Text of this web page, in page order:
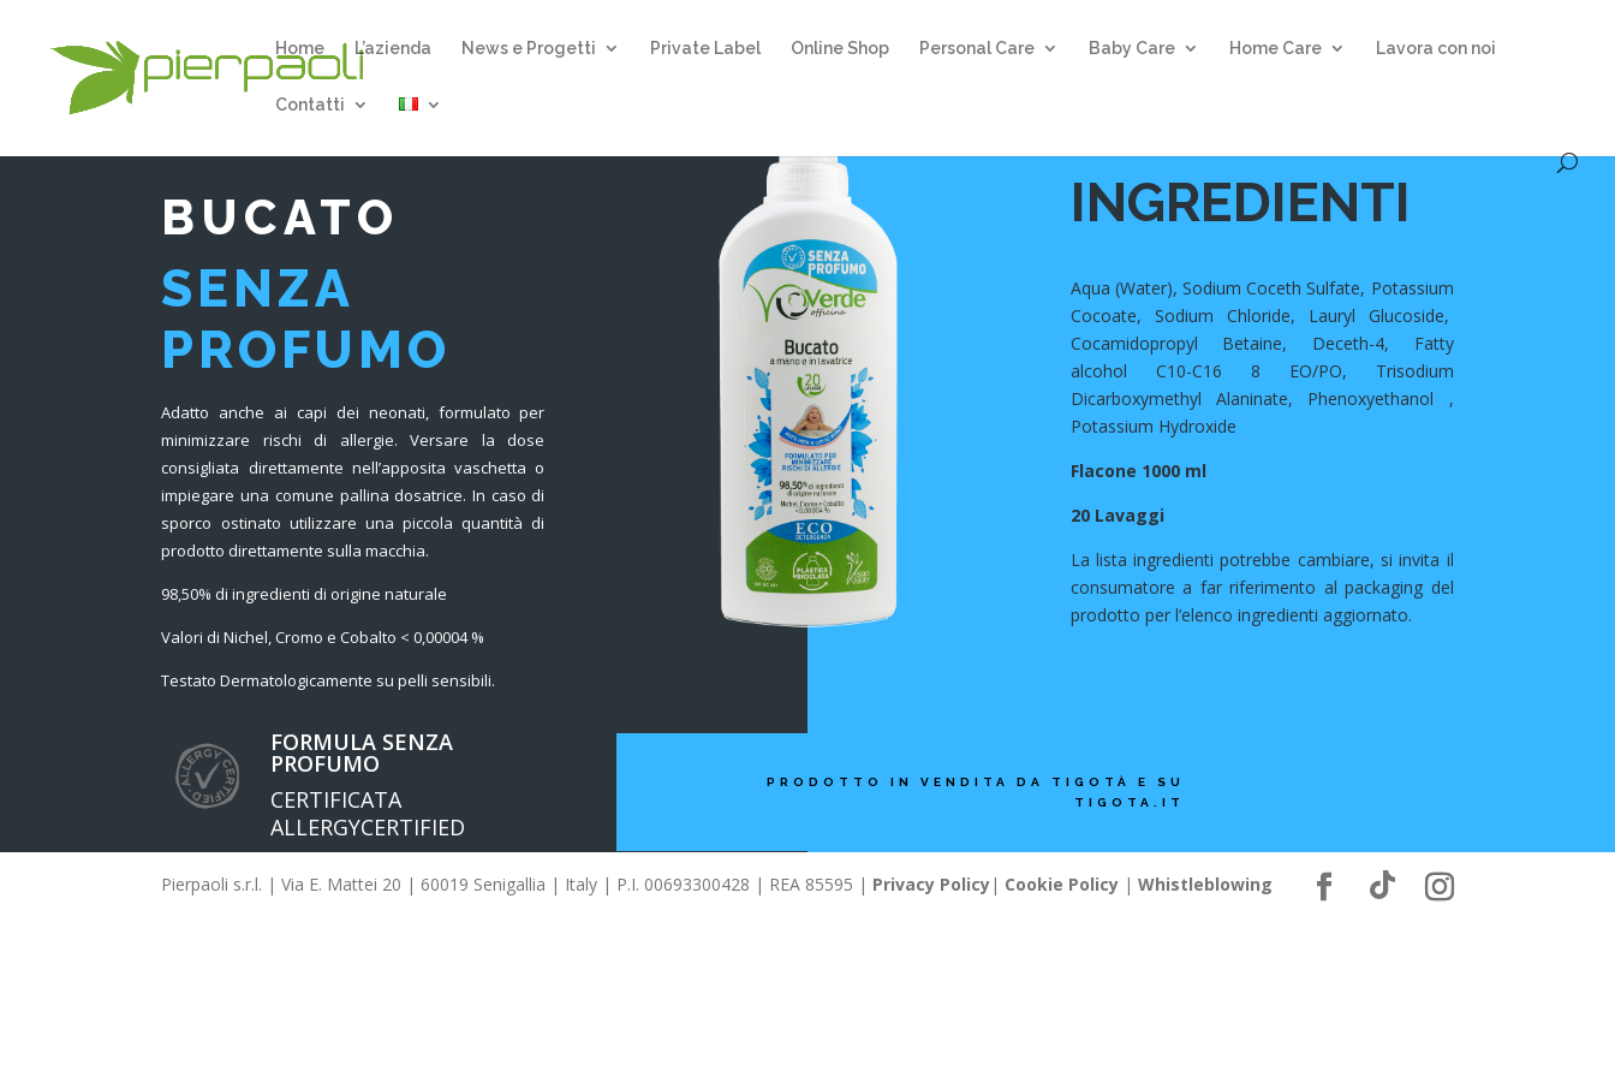
Home L’azienda News e Progetti Private Label Online Shop Personal Care Baby Care Home Care Lavora con noi
Contatti
BUCATO
SENZA
PROFUMO
Adatto anche ai capi dei neonati, formulato per
minimizzare rischi di allergie. Versare la dose
consigliata direttamente nell’apposita vaschetta o
impiegare una comune pallina dosatrice. In caso di
sporco ostinato utilizzare una piccola quantità di
prodotto direttamente sulla macchia.
98,50% di ingredienti di origine naturale
Valori di Nichel, Cromo e Cobalto < 0,00004 %
Testato Dermatologicamente su pelli sensibili.
FORMULA SENZA
PROFUMO
CERTIFICATA
ALLERGYCERTIFIED
INGREDIENTI
Aqua (Water), Sodium Coceth Sulfate, Potassium
Cocoate, Sodium Chloride, Lauryl Glucoside,
Cocamidopropyl Betaine, Deceth-4, Fatty
alcohol C10-C16 8 EO/PO, Trisodium
Dicarboxymethyl Alaninate, Phenoxyethanol ,
Potassium Hydroxide
Flacone 1000 ml
20 Lavaggi
La lista ingredienti potrebbe cambiare, si invita il
consumatore a far riferimento al packaging del
prodotto per l’elenco ingredienti aggiornato.
PRODOTTO IN VENDITA DA TIGOTÀ E SU
TIGOTA.IT
Pierpaoli s.r.l. | Via E. Mattei 20 | 60019 Senigallia | Italy | P.I. 00693300428 | REA 85595 | Privacy Policy| Cookie Policy |Whistleblowing